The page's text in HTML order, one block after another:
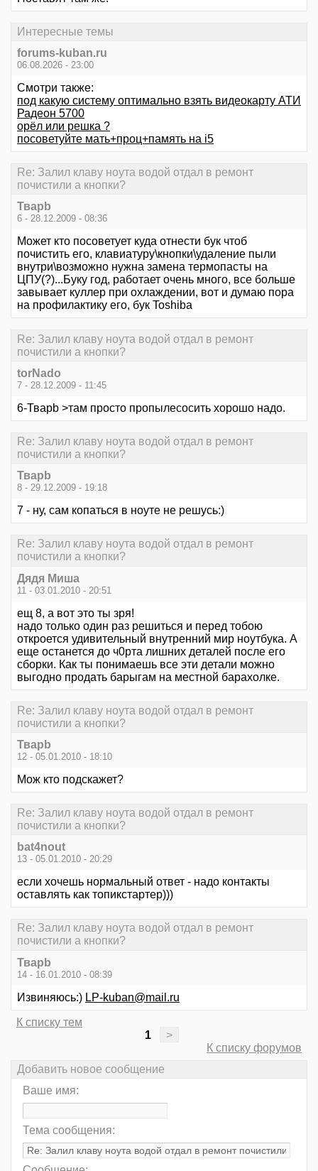
Интересные темы
forums-kuban.ru
06.08.2026 - 23:00
Смотри также:
под какую систему оптимально взять видеокарту АТИ
Радеон 5700
орёл или решка ?
посоветуйте мать+проц+память на i5
Re: Залил клаву ноута водой отдал в ремонт
почистили а кнопки?
Тварb
6 - 28.12.2009 - 08:36
Может кто посоветует куда отнести бук чтоб
почистить его, клавиатуру\кнопки\удаление пыли
внутри\возможно нужна замена термопасты на
ЦПУ(?)...Буку год, работает очень много, все больше
завывает куллер при охлаждении, вот и думаю пора
на профилактику его, бук Toshiba
Re: Залил клаву ноута водой отдал в ремонт
почистили а кнопки?
torNado
7 - 28.12.2009 - 11:45
6-Тварb >там просто пропылесосить хорошо надо.
Re: Залил клаву ноута водой отдал в ремонт
почистили а кнопки?
Тварb
8 - 29.12.2009 - 19:18
7 - ну, сам копаться в ноуте не решусь:)
Re: Залил клаву ноута водой отдал в ремонт
почистили а кнопки?
Дядя Миша
11 - 03.01.2010 - 20:51
ещ 8, а вот это ты зря!
надо только один раз решиться и перед тобою
откроется удивительный внутренний мир ноутбука. А
еще останется до ч0рта лишних деталей после его
сборки. Как ты понимаешь все эти детали можно
выгодно продать барыгам на местной барахолке.
Re: Залил клаву ноута водой отдал в ремонт
почистили а кнопки?
Тварb
12 - 05.01.2010 - 18:10
Мож кто подскажет?
Re: Залил клаву ноута водой отдал в ремонт
почистили а кнопки?
bat4nout
13 - 05.01.2010 - 20:29
если хочешь нормальный ответ - надо контакты
оставлять как топикстартер)))
Re: Залил клаву ноута водой отдал в ремонт
почистили а кнопки?
Тварb
14 - 16.01.2010 - 08:39
Извиняюсь:) LP-kuban@mail.ru
К списку тем
1
>
К списку форумов
Добавить новое сообщение
Ваше имя:
Тема сообщения: